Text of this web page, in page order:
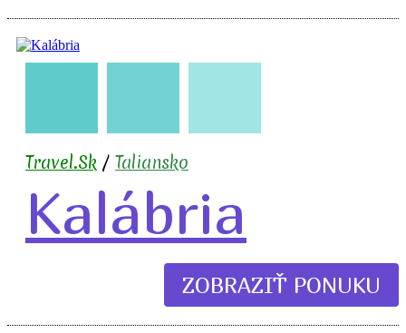
🇮🇹
Travel.Sk / Taliansko
Kalábria
ZOBRAZIŤ PONUKU